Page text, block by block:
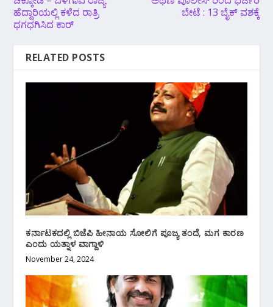
ಹೆದ್ದಾರಿಯಲ್ಲಿ ಕಳೆದ ರಾತ್ರಿ
ಧಗಧಗಿಸಿದ ಕಾರ್
ಬೇಟೆ : 13 ಬೈಕ್ ವಶಕ್ಕೆ
RELATED POSTS
ಕರ್ನಾಟಕದಲ್ಲಿ ಬಿಜೆಪಿ ಹೀನಾಯ ಸೋಲಿಗೆ ಪೂಜ್ಯ ತಂದೆ, ಮಗ ಕಾರಣ
ಎಂದು ಯತ್ನಾಳ ವಾಗ್ದಾಳಿ
November 24, 2024